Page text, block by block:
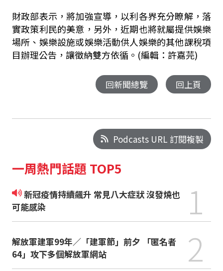
財政部表示，將加強宣導，以利各界充分瞭解，落
實政策利民的美意，另外，近期也將就屬提供娛樂
場所、娛樂設施或娛樂活動供人娛樂的其他課稅項
目辦理公告，讓徵納雙方依循。(編輯：許嘉芫)
回新聞總覽 回上頁
Podcasts URL 訂閱複製
一周熱門話題 TOP5
新冠疫情持續飆升 常見八大症狀 沒發燒也
可能感染
1
解放軍建軍99年／「建軍節」前夕 「匿名者
64」攻下多個解放軍網站
2